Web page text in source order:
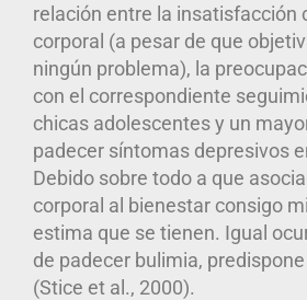
relación entre la insatisfacción
corporal (a pesar de que
ningún problema), la
con el correspondiente
chicas adolescentes y un
padecer síntomas depresivos
Debido sobre todo a que
corporal al bienestar consigo
estima que se tienen. Igual
de padecer bulimia,
(Stice et al., 2000).